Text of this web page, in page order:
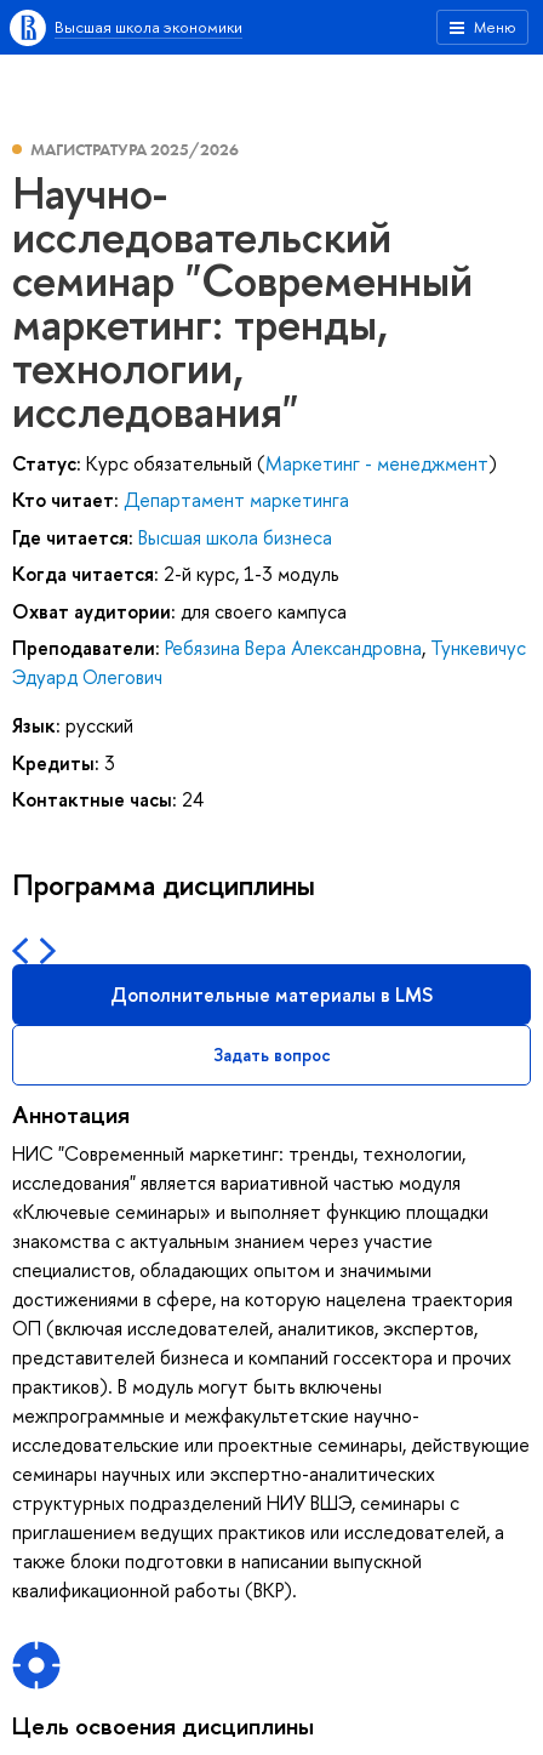
Меню
Высшая школа экономики
МАГИСТРАТУРА 2025/2026
Научно-
исследовательский
семинар "Современный
маркетинг: тренды,
технологии,
исследования"
Статус: Курс обязательный (Маркетинг - менеджмент)
Кто читает: Департамент маркетинга
Где читается: Высшая школа бизнеса
Когда читается: 2-й курс, 1-3 модуль
Охват аудитории: для своего кампуса
Преподаватели: Ребязина Вера Александровна, Тункевичус
Эдуард Олегович
Язык: русский
Кредиты: 3
Контактные часы: 24
Программа дисциплины
Дополнительные материалы в LMS
Задать вопрос
Аннотация
НИС "Современный маркетинг: тренды, технологии,
исследования" является вариативной частью модуля
«Ключевые семинары» и выполняет функцию площадки
знакомства с актуальным знанием через участие
специалистов, обладающих опытом и значимыми
достижениями в сфере, на которую нацелена траектория
ОП (включая исследователей, аналитиков, экспертов,
представителей бизнеса и компаний госсектора и прочих
практиков). В модуль могут быть включены
межпрограммные и межфакультетские научно-
исследовательские или проектные семинары, действующие
семинары научных или экспертно-аналитических
структурных подразделений НИУ ВШЭ, семинары с
приглашением ведущих практиков или исследователей, а
также блоки подготовки в написании выпускной
квалификационной работы (ВКР).
Цель освоения дисциплины